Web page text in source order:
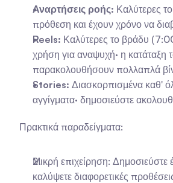
Αναρτήσεις ροής: Καλύτερες
πρόθεση και έχουν χρόνο να
Reels: Καλύτερες το βράδυ
χρήση για αναψυχή· η
παρακολουθήσουν πολλαπλά
Stories: Διασκορπισμένα καθ'
αγγίγματα· δημοσιεύστε
Πρακτικά παραδείγματα:
Μικρή επιχείρηση:
καλύψετε διαφορετικές